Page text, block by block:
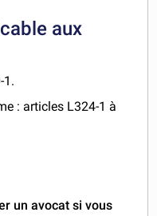
aux
1.
: articles L324-1 à
un avocat si vous